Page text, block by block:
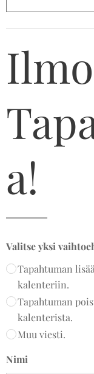
a!
Valitse yksi
Tapahtuman
kalenteriin.
Tapahtuman
kalenterista.
Muu viesti.
Nimi